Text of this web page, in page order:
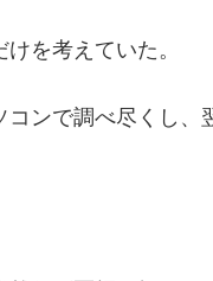
を考えていた。
コンで調べ尽くし